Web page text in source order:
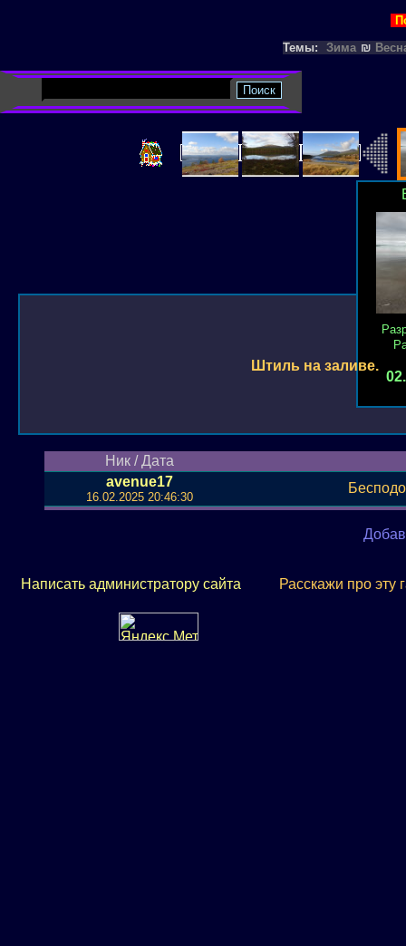
Темы:
Зима ₪
Штиль на заливе.
Ник / Дата
avenue17
16.02.2025 20:46:30
Написать администратору сайта Расскажи про эту